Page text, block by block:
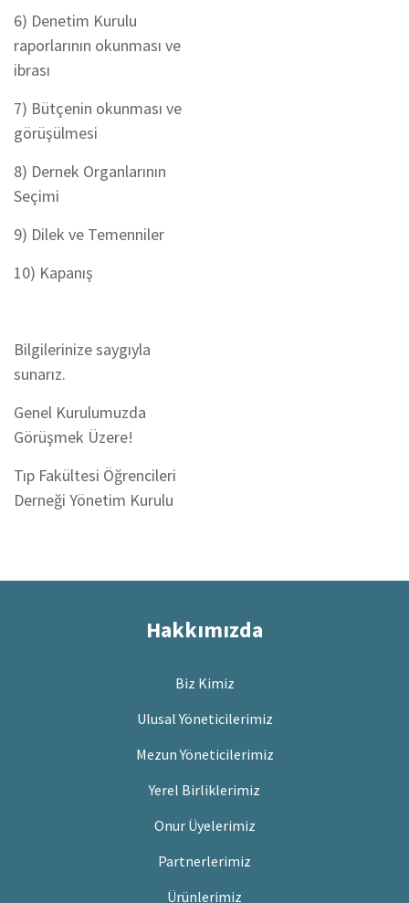
6) Denetim Kurulu
raporlarının okunması ve
ibrası
7) Bütçenin okunması ve
görüşülmesi
8) Dernek Organlarının
Seçimi
9) Dilek ve Temenniler
10) Kapanış
Bilgilerinize saygıyla
sunarız.
Genel Kurulumuzda
Görüşmek Üzere!
Tıp Fakültesi Öğrencileri
Derneği Yönetim Kurulu
Hakkımızda
Biz Kimiz
Ulusal Yöneticilerimiz
Mezun Yöneticilerimiz
Yerel Birliklerimiz
Onur Üyelerimiz
Partnerlerimiz
Ürünlerimiz